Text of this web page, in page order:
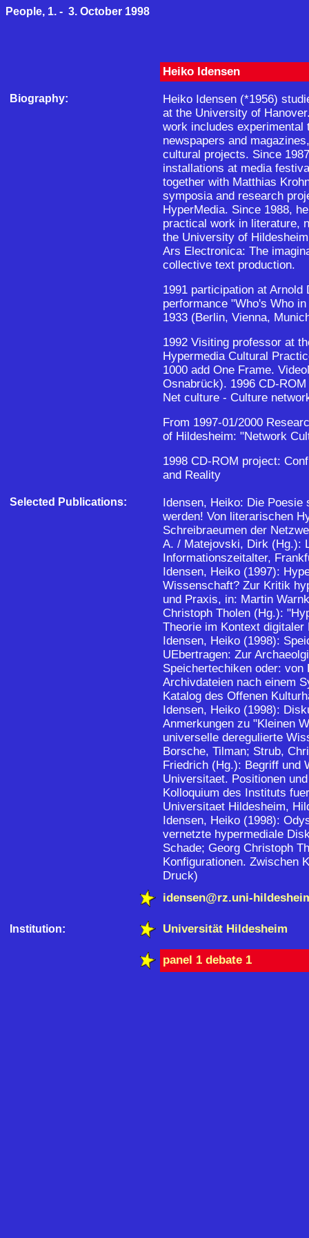
People, 1. - 3. October 1998
Heiko Idensen
Biography:
Heiko Idensen (*1956)
at the University of
work includes experimental
newspapers and
cultural projects. Since
installations at media
together with Matthias
symposia and research
HyperMedia. Since 1988,
practical work in literature,
the University of
Ars Electronica: The
collective text production.
1991 participation at
performance "Who's Who
1933 (Berlin, Vienna,
1992 Visiting professor at
Hypermedia Cultural
1000 add One Frame.
Osnabrück). 1996 CD-
Net culture - Culture
From 1997-01/2000
of Hildesheim: "Network
1998 CD-ROM project:
and Reality
Selected Publications:
Idensen, Heiko: Die Poesie
werden! Von literarischen
Schreibraeumen der
A. / Matejovski, Dirk (Hg.):
Informationszeitalter,
Idensen, Heiko (1997):
Wissenschaft? Zur Kritik
und Praxis, in: Martin
Christoph Tholen (Hg.):
Theorie im Kontext digitaler
Idensen, Heiko (1998):
UEbertragen: Zur
Speichertechiken oder: von
Archivdateien nach einem
Katalog des Offenen
Idensen, Heiko (1998):
Anmerkungen zu "Kleinen
universelle deregulierte
Borsche, Tilman; Strub,
Friedrich (Hg.): Begriff und
Universitaet. Positionen
Kolloquium des Instituts
Universitaet Hildesheim,
Idensen, Heiko (1998):
vernetzte hypermediale
Schade; Georg Christoph
Konfigurationen. Zwischen
Druck)
idensen@rz.uni-
Institution: Universität Hildesheim
panel 1 debate 1